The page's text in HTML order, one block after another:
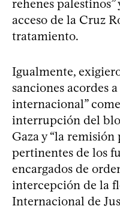
rehenes
acceso de la Cruz
tratamiento.
Igualmente,
sanciones acordes
internacional”
interrupción del
Gaza y “la remisión
pertinentes de los
encargados de
intercepción de la
Internacional de